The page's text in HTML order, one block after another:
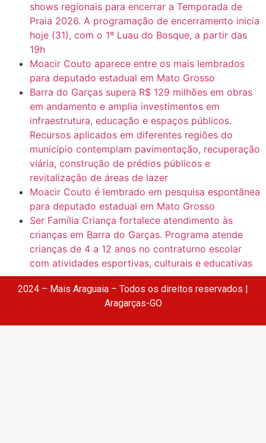
shows regionais para encerrar a Temporada de
Praia 2026. A programação de encerramento inicia
hoje (31), com o 1º Luau do Bosque, a partir das
19h
Moacir Couto aparece entre os mais lembrados
para deputado estadual em Mato Grosso
Barra do Garças supera R$ 129 milhões em obras
em andamento e amplia investimentos em
infraestrutura, educação e espaços públicos.
Recursos aplicados em diferentes regiões do
município contemplam pavimentação, recuperação
viária, construção de prédios públicos e
revitalização de áreas de lazer
Moacir Couto é lembrado em pesquisa espontânea
para deputado estadual em Mato Grosso
Ser Família Criança fortalece atendimento às
crianças em Barra do Garças. Programa atende
crianças de 4 a 12 anos no contraturno escolar
com atividades esportivas, culturais e educativas
2024 – Mais Araguaia – Todos os direitos reservados |
Aragarças-GO